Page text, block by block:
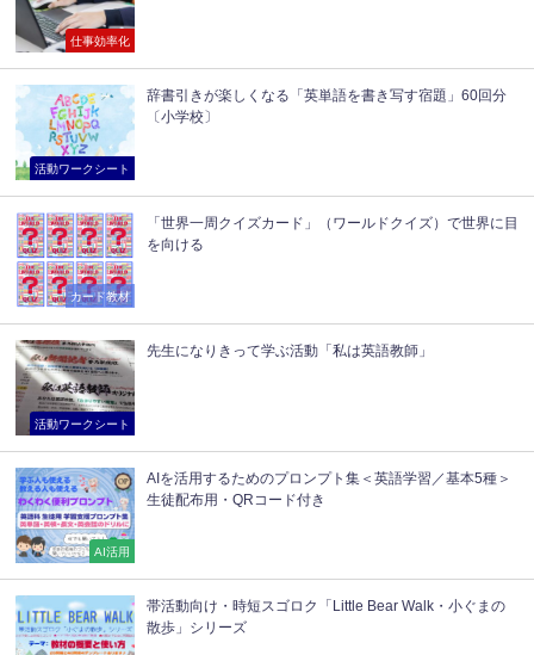
仕事効率化
活動ワークシート
辞書引きが楽しくなる「英単語を書き写す宿題」60回分
〔小学校〕
カード教材
「世界一周クイズカード」（ワールドクイズ）で世界に目
を向ける
活動ワークシート
先生になりきって学ぶ活動「私は英語教師」
AI活用
AIを活用するためのプロンプト集＜英語学習／基本5種＞
生徒配布用・QRコード付き
帯活動向け・時短スゴロク「Little Bear Walk・小ぐまの
散歩」シリーズ